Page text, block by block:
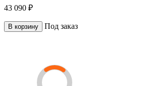
43 090 ₽
В корзину Под заказ